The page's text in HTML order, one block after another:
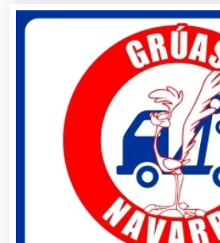
Carpinterías
Centros Comerciales
Centros de Espectáculos
Centros de Nutrición